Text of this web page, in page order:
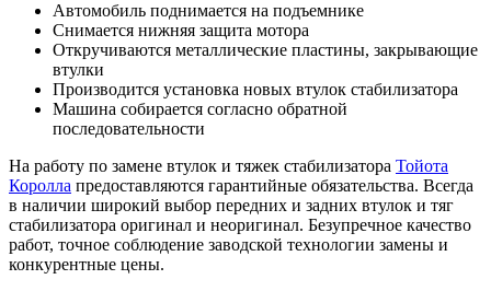
Автомобиль поднимается на подъемнике
Снимается нижняя защита мотора
Откручиваются металлические пластины, закрывающие
втулки
Производится установка новых втулок стабилизатора
Машина собирается согласно обратной
последовательности
На работу по замене втулок и тяжек стабилизатора Тойота
Королла предоставляются гарантийные обязательства. Всегда
в наличии широкий выбор передних и задних втулок и тяг
стабилизатора оригинал и неоригинал. Безупречное качество
работ, точное соблюдение заводской технологии замены и
конкурентные цены.